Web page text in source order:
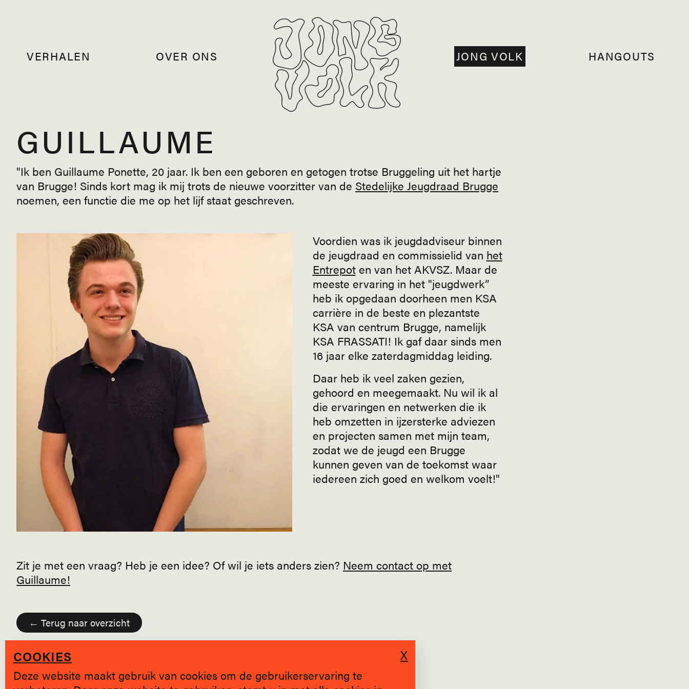
VERHALEN OVER ONS JONG VOLK HANGOUTS
GUILLAUME
"Ik ben Guillaume Ponette, 20 jaar. Ik ben een geboren en getogen trotse Bruggeling uit het hartje
van Brugge! Sinds kort mag ik mij trots de nieuwe voorzitter van de Stedelijke Jeugdraad Brugge
noemen, een functie die me op het lijf staat geschreven.
Voordien was ik jeugdadviseur binnen
de jeugdraad en commissielid van het
Entrepoten van het AKVSZ. Maar de
meeste ervaring in het "jeugdwerk”
heb ik opgedaan doorheen men KSA
carrière in de beste en plezantste
KSA van centrum Brugge, namelijk
KSA FRASSATI! Ik gaf daar sinds men
16 jaar elke zaterdagmiddag leiding.
Daar heb ik veel zaken gezien,
gehoord en meegemaakt. Nu wil ik al
die ervaringen en netwerken die ik
heb omzetten in ijzersterke adviezen
en projecten samen met mijn team,
zodat we de jeugd een Brugge
kunnen geven van de toekomst waar
iedereen zich goed en welkom voelt!"
Zit je met een vraag? Heb je een idee? Of wil je iets anders zien? Neem contact op met
Guillaume!
← Terug naar overzicht
COOKIES
Deze website maakt gebruik van cookies om de gebruikerservaring te
X